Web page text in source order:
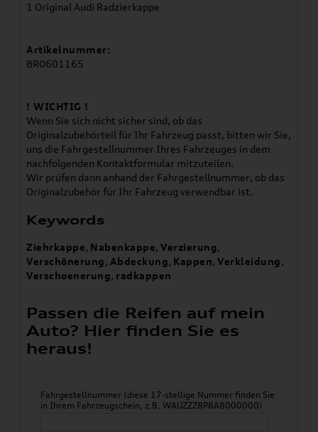
1 Original Audi Radzierkappe
Artikelnummer:
8R0601165
! WICHTIG !
Wenn Sie sich nicht sicher sind, ob das
Originalzubehörteil für Ihr Fahrzeug passt, bitten wir Sie,
uns die Fahrgestellnummer Ihres Fahrzeuges in dem
nachfolgenden Kontaktformular mitzuteilen.
Wir prüfen dann anhand der Fahrgestellnummer, ob das
Originalzubehör für Ihr Fahrzeug verwendbar ist.
Keywords
Ziehrkappe, Nabenkappe,Verzierung,
Verschönerung, Abdeckung, Kappen,Verkleidung,
Verschoenerung, radkappen
Passen die Reifen auf mein
Auto? Hier finden Sie es
heraus!
Fahrgestellnummer (diese 17-stellige Nummer finden Sie
in Ihrem Fahrzeugschein, z.B. WAUZZZ8P8AB000000)